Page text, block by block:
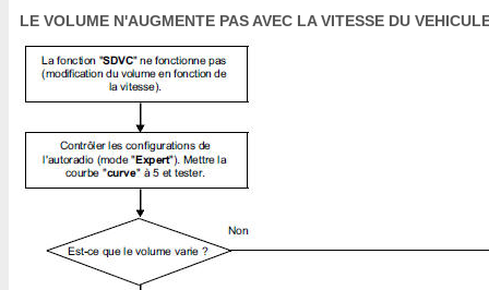
LE VOLUME N'AUGMENTE PAS AVEC LA VITESSE DU